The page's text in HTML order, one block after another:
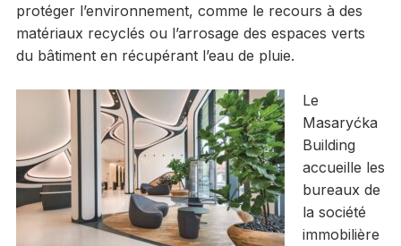
protéger l’environnement, comme le recours à des
matériaux recyclés ou l’arrosage des espaces verts
du bâtiment en récupérant l’eau de pluie.
Le
Masaryćka
Building
accueille les
bureaux de
la société
immobilière